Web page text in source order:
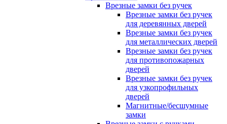
Врезные замки без ручек
Врезные замки без ручек
для деревянных дверей
Врезные замки без ручек
для металлических дверей
Врезные замки без ручек
для противопожарных
дверей
Врезные замки без ручек
для узкопрофильных
дверей
Магнитные/бесшумные
замки